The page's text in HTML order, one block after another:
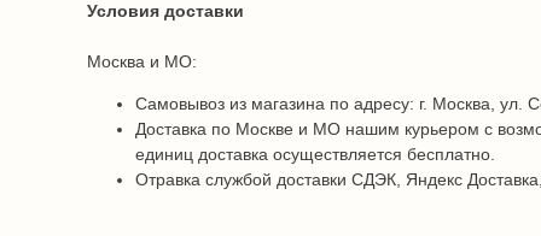
Условия доставки
Москва и МО:
Самовывоз из магазина по адресу: г. Москва, ул.
Доставка по Москве и МО нашим курьером с
единиц доставка осуществляется бесплатно.
Отравка службой доставки СДЭК, Яндекс